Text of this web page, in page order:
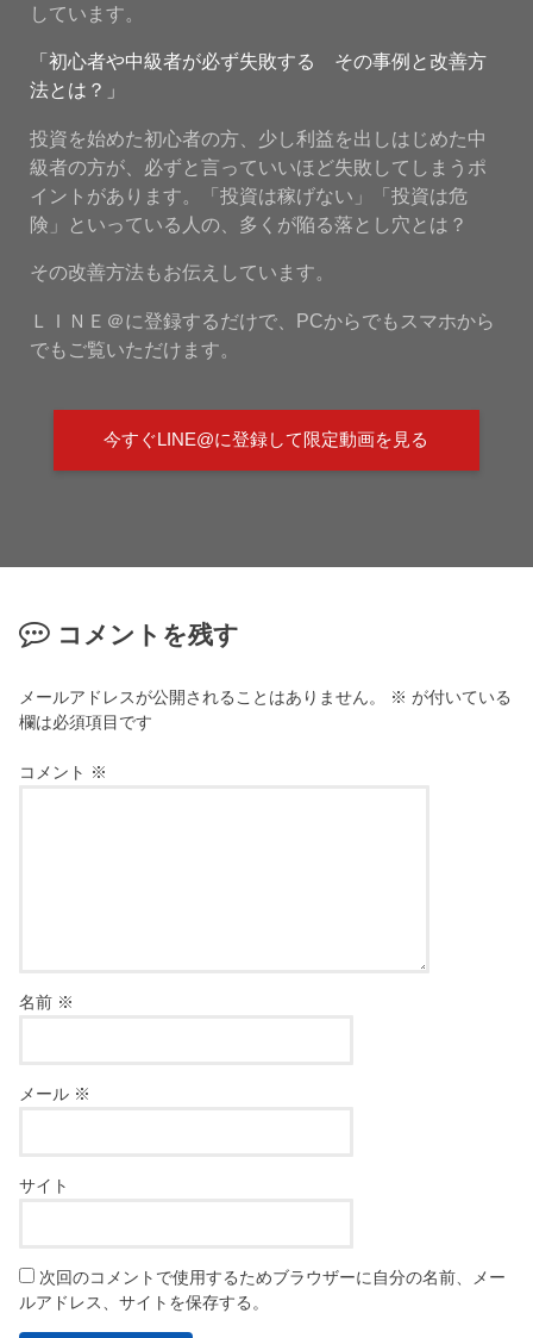
しています。
「初心者や中級者が必ず失敗する その事例と改善方
法とは？」
投資を始めた初心者の方、少し利益を出しはじめた中
級者の方が、必ずと言っていいほど失敗してしまうポ
イントがあります。「投資は稼げない」「投資は危
険」といっている人の、多くが陥る落とし穴とは？
その改善方法もお伝えしています。
ＬＩＮＥ＠に登録するだけで、PCからでもスマホから
でもご覧いただけます。
今すぐLINE@に登録して限定動画を見る
コメントを残す
メールアドレスが公開されることはありません。 ※ が付いている
欄は必須項目です
コメント ※
名前 ※
メール ※
サイト
次回のコメントで使用するためブラウザーに自分の名前、メー
ルアドレス、サイトを保存する。